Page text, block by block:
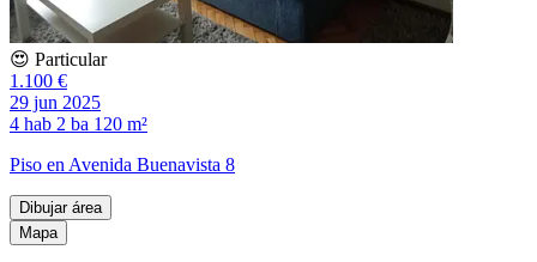
😍 Particular
1.100 €
29 jun 2025
4 hab 2 ba 120 m²
Piso en Avenida Buenavista 8
Dibujar área
Mapa